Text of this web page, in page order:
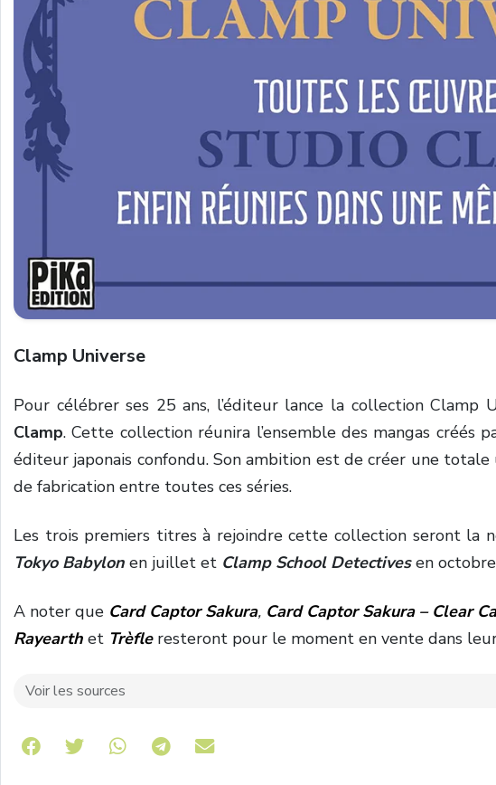
Clamp Universe
Pour célébrer ses 25 ans, l’éditeur lance la collection Clamp
Clamp. Cette collection réunira l’ensemble des mangas créés
éditeur japonais confondu. Son ambition est de créer une
de fabrication entre toutes ces séries.
Les trois premiers titres à rejoindre cette collection seront la
Tokyo Babylon en juillet et Clamp School Detectivesen
A noter que Card Captor Sakura, Card Captor Sakura – Clear
Rayearth et Trèfleresteront pour le moment en vente dans
Voir les sources
Share on Telegram